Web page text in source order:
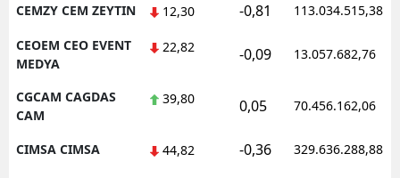
CEMZY CEM ZEYTIN 12,30 -0,81 113.034.515,38
CEOEM CEO EVENT
MEDYA
22,82 -0,09 13.057.682,76
CGCAM CAGDAS
CAM
39,80 0,05 70.456.162,06
CIMSA CIMSA 44,82 -0,36 329.636.288,88